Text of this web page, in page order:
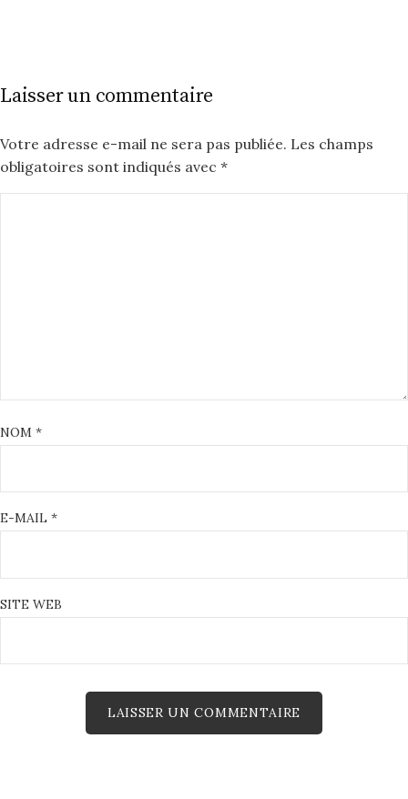
Laisser un commentaire
Votre adresse e-mail ne sera pas publiée. Les champs
obligatoires sont indiqués avec *
NOM *
E-MAIL *
SITE WEB